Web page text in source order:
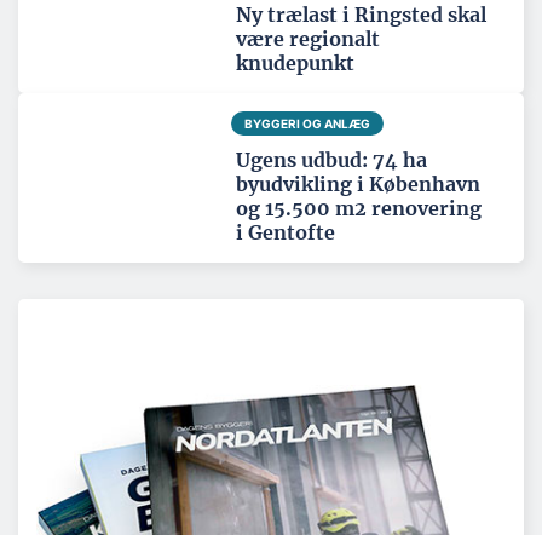
Ny trælast i Ringsted skal
være regionalt
knudepunkt
BYGGERI OG ANLÆG
Ugens udbud: 74 ha
byudvikling i København
og 15.500 m2 renovering
i Gentofte